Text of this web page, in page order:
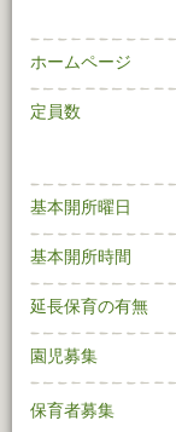
ホームページ
定員数
基本開所曜日
基本開所時間
延長保育の有無
園児募集
保育者募集